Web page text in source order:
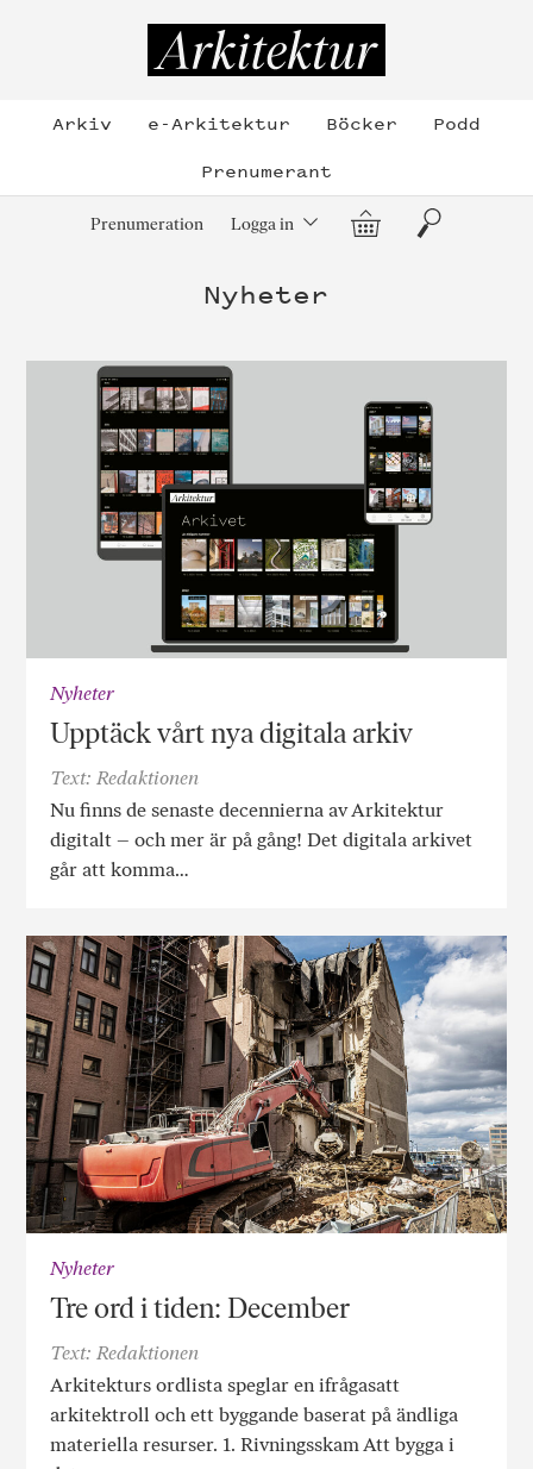
Arkiv e-Arkitektur Böcker
Podd
Prenumerant
Prenumeration Logga in Varukorg
Sök
Nyheter
Nyheter
Upptäck vårt nya digitala arkiv
Text: Redaktionen
Nu finns de senaste decennierna av Arkitektur
digitalt – och mer är på gång! Det digitala arkivet
går att komma…
Nyheter
Tre ord i tiden: December
Text: Redaktionen
Arkitekturs ordlista speglar en ifrågasatt
arkitektroll och ett byggande baserat på ändliga
materiella resurser. 1. Rivningsskam Att bygga i